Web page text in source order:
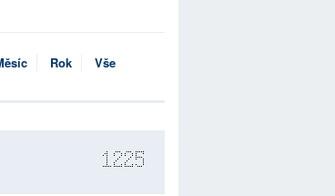
Rok Vše
1225